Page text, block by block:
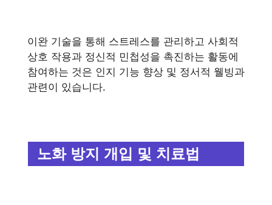
이완 기술을 통해 스트레스를 관리하고 사회적
상호 작용과 정신적 민첩성을 촉진하는 활동에
참여하는 것은 인지 기능 향상 및 정서적 웰빙과
관련이 있습니다.
노화 방지 개입 및 치료법